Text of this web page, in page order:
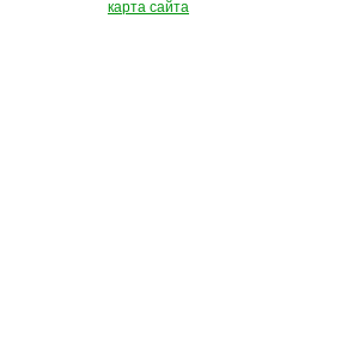
карта сайта